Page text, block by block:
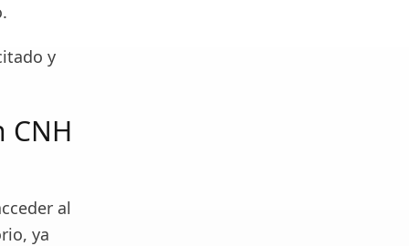
y
CNH
al
ya